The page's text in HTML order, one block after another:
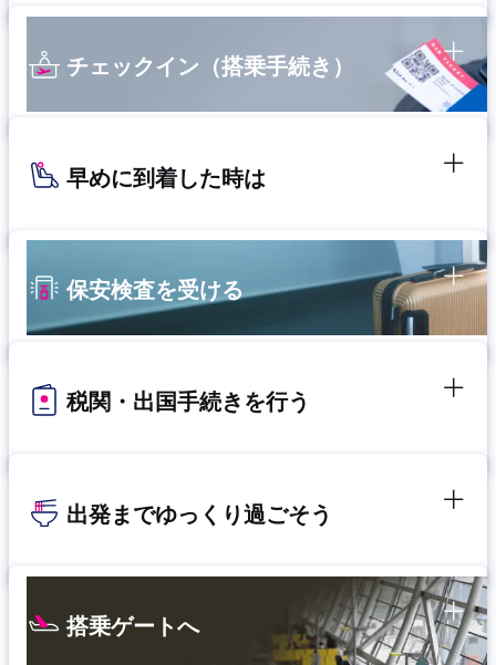
チェックイン（搭乗手続き）
早めに到着した時は
保安検査を受ける
税関・出国手続きを行う
出発までゆっくり過ごそう
搭乗ゲートへ